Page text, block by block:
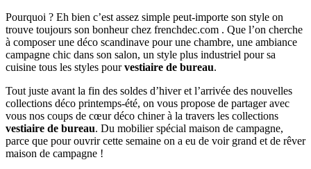
Pourquoi ? Eh bien c’est assez simple peut-importe son style on
trouve toujours son bonheur chez frenchdec.com . Que l’on cherche
à composer une déco scandinave pour une chambre, une ambiance
campagne chic dans son salon, un style plus industriel pour sa
cuisine tous les styles pourvestiaire de bureau.
Tout juste avant la fin des soldes d’hiver et l’arrivée des nouvelles
collections déco printemps-été, on vous propose de partager avec
vous nos coups de cœur déco chiner à la travers les collections
vestiaire de bureau. Du mobilier spécial maison de campagne,
parce que pour ouvrir cette semaine on a eu de voir grand et de rêver
maison de campagne !